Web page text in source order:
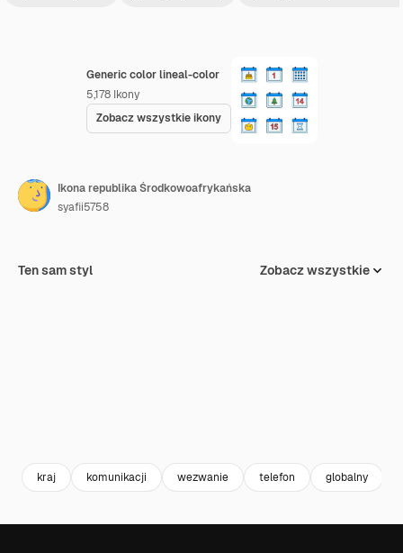
Generic color lineal-color
5,178 Ikony
Zobacz wszystkie ikony
Ikona republika Środkowoafrykańska
syafii5758
Ten sam styl Zobacz wszystkie
kraj komunikacji wezwanie telefon globalny